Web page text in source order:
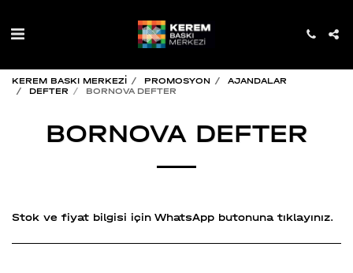
KEREM BASKI MERKEZİ PROMOSYON
AJANDALAR
DEFTER
BORNOVA DEFTER
BORNOVA DEFTER
Stok ve fiyat bilgisi için WhatsApp butonuna tıklayınız.